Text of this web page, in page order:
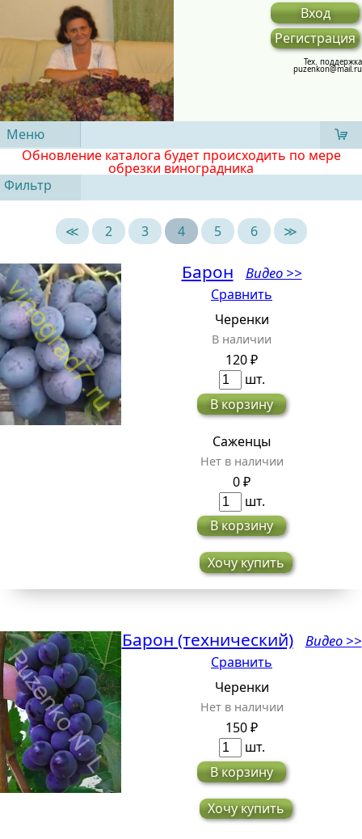
Вход
Регистрация
Тех. поддержка
puzenkon@mail.ru
Меню
Обновление каталога будет происходить по мере
обрезки виноградника
Фильтр
≪ 2 3 4 5 6 ≫
Барон Видео >>
Сравнить
Черенки
В наличии
120 ₽
шт.
В корзину
Саженцы
Нет в наличии
0 ₽
шт.
В корзину
Хочу купить
Барон (технический) Видео >>
Сравнить
Черенки
Нет в наличии
150 ₽
шт.
В корзину
Хочу купить